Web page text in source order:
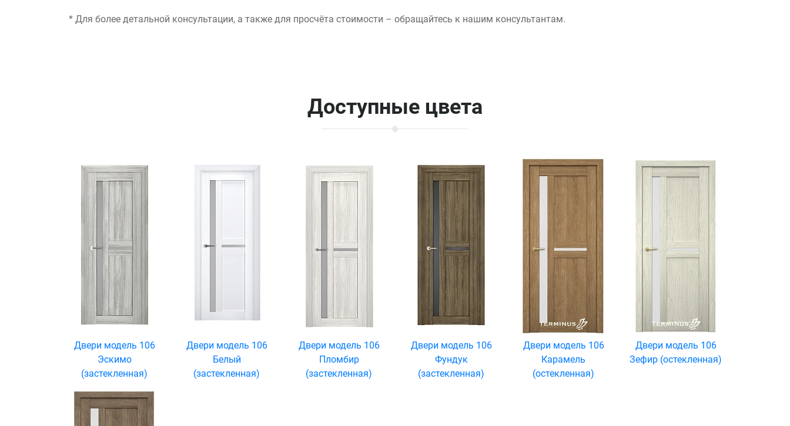
* Для более детальной консультации, а также для просчёта стоимости – обращайтесь к нашим консультантам.
Доступные цвета
Двери модель 106
Эскимо
(застекленная)
Двери модель 106
Белый
(застекленная)
Двери модель 106
Пломбир
(застекленная)
Двери модель 106
Фундук
(застекленная)
Двери модель 106
Карамель
(остекленная)
Двери модель 106
Зефир (остекленная)